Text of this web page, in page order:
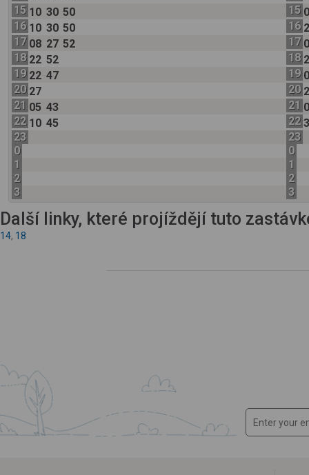
15 10 30 50
16 10 30 50
17 08 27 52
18 22 52
19 22 47
20 27
21 05 43
22 10 45
23
0
1
2
3
15
16
17
18
19
20
21
22
23
0
1
2
3
Další linky, které projíždějí tuto
14, 18